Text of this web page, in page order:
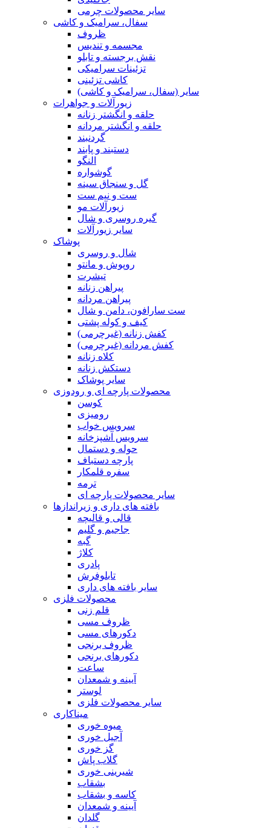
سایر محصولات چرمی
سفال، سرامیک و کاشی
ظروف
مجسمه و تندیس
نقش برجسته و تابلو
تزئینات سرامیکی
کاشی تزئینی
سایر (سفال، سرامیک و کاشی)
زیورآلات و جواهرات
حلقه و انگشتر زنانه
حلقه و انگشتر مردانه
گردنبند
دستبند و پابند
النگو
گوشواره
گل و سنجاق سینه
ست و نیم ست
زیورآلات مو
گیره روسری و شال
سایر زیورآلات
پوشاک
شال و روسری
روپوش و مانتو
تیشرت
پیراهن زنانه
پیراهن مردانه
ست سارافون، دامن و شال
کیف و کوله پشتی
کفش زنانه (غیرچرمی)
کفش مردانه (غیرچرمی)
کلاه زنانه
دستکش زنانه
سایر پوشاک
محصولات پارچه ای و رودوزی
کوسن
رومیزی
سرویس خواب
سرویس آشپزخانه
حوله و دستمال
پارچه دستباف
سفره قلمکار
ترمه
سایر محصولات پارچه ای
بافته های داری و زیراندازها
قالی و قالیچه
جاجیم و گلیم
گبه
کلاژ
پادری
تابلوفرش
سایر بافته های داری
محصولات فلزی
قلم زنی
ظروف مسی
دکورهای مسی
ظروف برنجی
دکورهای برنجی
ساعت
آیینه و شمعدان
لوستر
سایر محصولات فلزی
میناکاری
میوه خوری
آجیل خوری
گز خوری
گلاب پاش
شیرینی خوری
بشقاب
کاسه و بشقاب
آیینه و شمعدان
گلدان